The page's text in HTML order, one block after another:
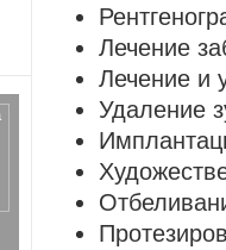
Лечение
Лечение и
Удаление